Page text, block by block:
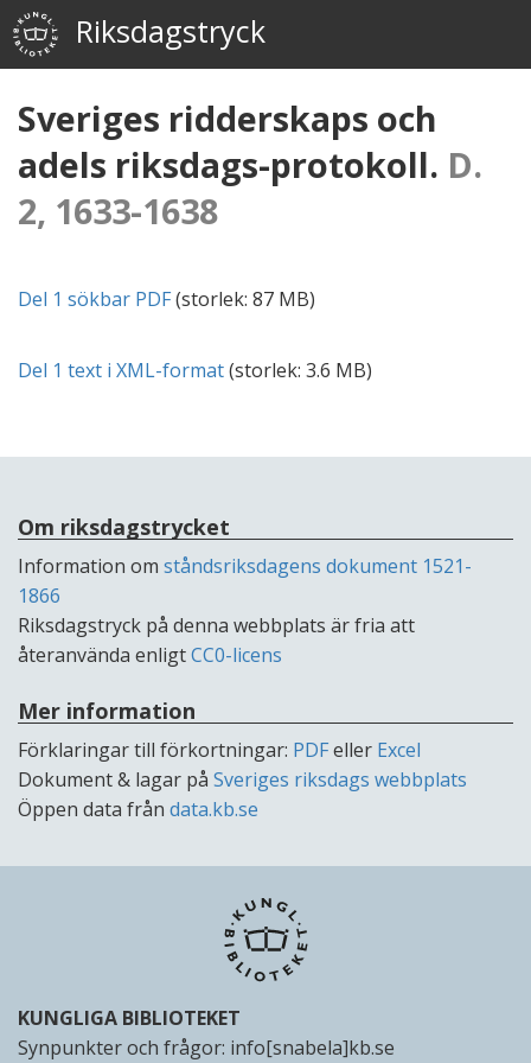
Riksdagstryck
Sveriges ridderskaps och
adels riksdags-protokoll. D.
2, 1633-1638
Del 1 sökbar PDF(storlek: 87 MB)
Del 1 text i XML-format(storlek: 3.6 MB)
Om riksdagstrycket
Information om ståndsriksdagens dokument 1521-
1866
Riksdagstryck på denna webbplats är fria att
återanvända enligtCC0-licens
Mer information
Förklaringar till förkortningar: PDFeller Excel
Dokument & lagar på Sveriges riksdags webbplats
Öppen data från data.kb.se
KUNGLIGA BIBLIOTEKET
Synpunkter och frågor: info[snabela]kb.se